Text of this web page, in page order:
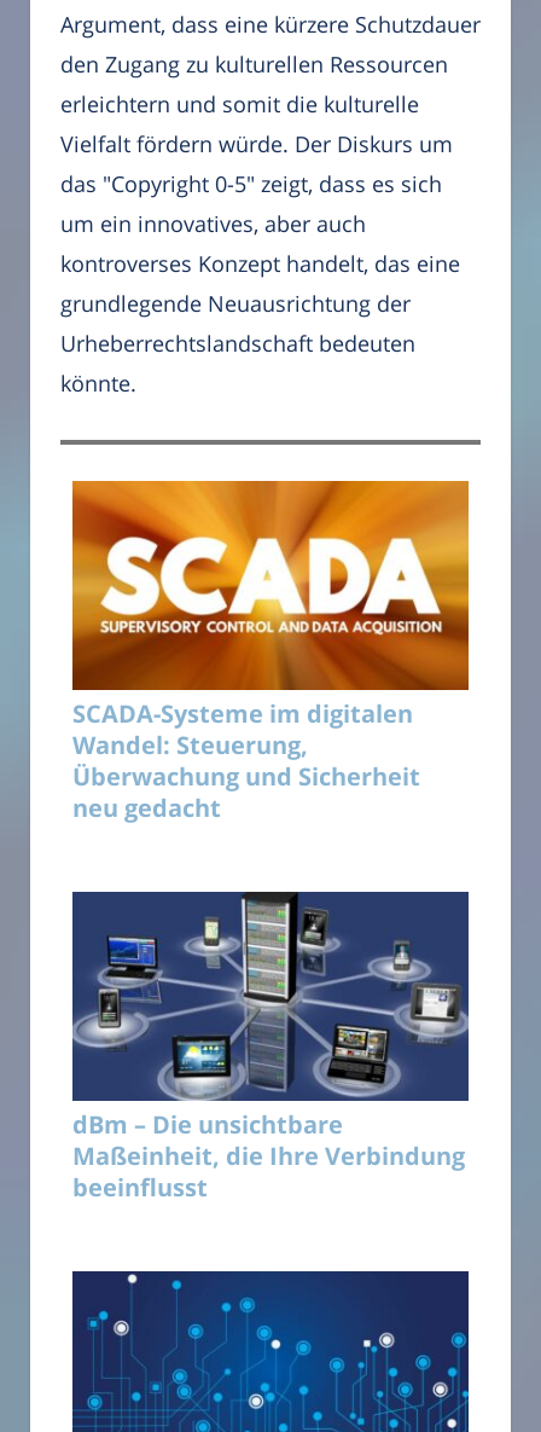
Argument, dass eine kürzere Schutzdauer
den Zugang zu kulturellen Ressourcen
erleichtern und somit die kulturelle
Vielfalt fördern würde. Der Diskurs um
das "Copyright 0-5" zeigt, dass es sich
um ein innovatives, aber auch
kontroverses Konzept handelt, das eine
grundlegende Neuausrichtung der
Urheberrechtslandschaft bedeuten
könnte.
SCADA-Systeme im digitalen
Wandel: Steuerung,
Überwachung und Sicherheit
neu gedacht
dBm – Die unsichtbare
Maßeinheit, die Ihre Verbindung
beeinflusst